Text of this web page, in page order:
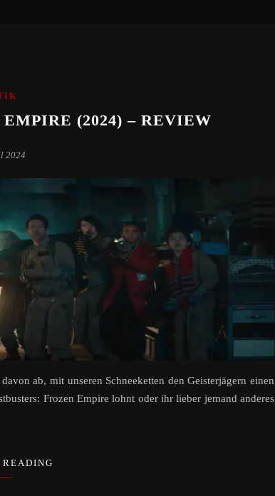
(2024) – REVIEW
2024
ab, mit unseren Schneeketten den Geisterjägern einen
Frozen Empire lohnt oder ihr lieber jemand anderes